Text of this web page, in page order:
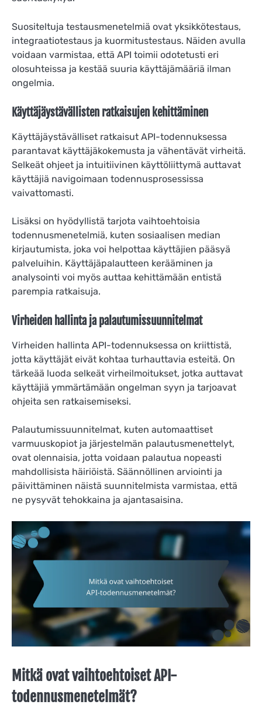
Suositeltuja testausmenetelmiä ovat yksikkötestaus,
integraatiotestaus ja kuormitustestaus. Näiden avulla
voidaan varmistaa, että API toimii odotetusti eri
olosuhteissa ja kestää suuria käyttäjämääriä ilman
ongelmia.
Käyttäjäystävällisten ratkaisujen kehittäminen
Käyttäjäystävälliset ratkaisut API-todennuksessa
parantavat käyttäjäkokemusta ja vähentävät virheitä.
Selkeät ohjeet ja intuitiivinen käyttöliittymä auttavat
käyttäjiä navigoimaan todennusprosessissa
vaivattomasti.
Lisäksi on hyödyllistä tarjota vaihtoehtoisia
todennusmenetelmiä, kuten sosiaalisen median
kirjautumista, joka voi helpottaa käyttäjien pääsyä
palveluihin. Käyttäjäpalautteen kerääminen ja
analysointi voi myös auttaa kehittämään entistä
parempia ratkaisuja.
Virheiden hallinta ja palautumissuunnitelmat
Virheiden hallinta API-todennuksessa on kriittistä,
jotta käyttäjät eivät kohtaa turhauttavia esteitä. On
tärkeää luoda selkeät virheilmoitukset, jotka auttavat
käyttäjiä ymmärtämään ongelman syyn ja tarjoavat
ohjeita sen ratkaisemiseksi.
Palautumissuunnitelmat, kuten automaattiset
varmuuskopiot ja järjestelmän palautusmenettelyt,
ovat olennaisia, jotta voidaan palautua nopeasti
mahdollisista häiriöistä. Säännöllinen arviointi ja
päivittäminen näistä suunnitelmista varmistaa, että
ne pysyvät tehokkaina ja ajantasaisina.
Mitkä ovat vaihtoehtoiset API-
todennusmenetelmät?